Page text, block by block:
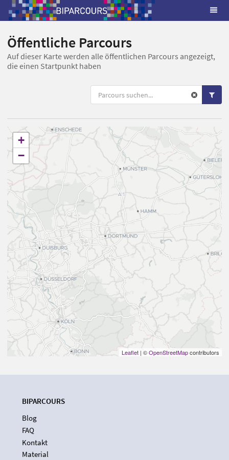
Öffentliche Parcours
Auf dieser Karte werden alle öffentlichen Parcours angezeigt,
die einen Startpunkt haben
+
−
Leaflet | ©OpenStreetMapcontributors
BIPARCOURS
Blog
FAQ
Kontakt
Material